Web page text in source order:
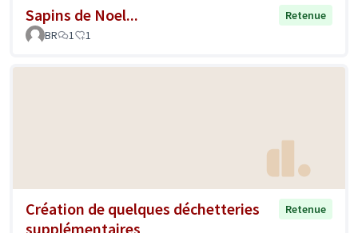
Sapins de Noel...
Retenue
BR
1 1
Création de quelques déchetteries
supplémentaires
Retenue